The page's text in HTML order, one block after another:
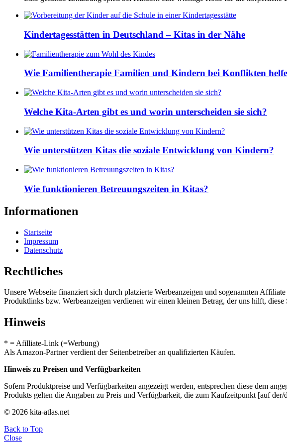
Kindertagesstätten in Deutschland – Kitas in der Nähe
Wie Familientherapie Familien und Kindern bei Konflikten
Welche Kita-Arten gibt es und worin unterscheiden sie sich?
Wie unterstützen Kitas die soziale Entwicklung von Kindern?
Wie funktionieren Betreuungszeiten in Kitas?
Informationen
Startseite
Impressum
Datenschutz
Rechtliches
Unsere Webseite finanziert sich durch platzierte Werbeanzeigen und sogenannten
Produktlinks bzw. Werbeanzeigen verdienen wir einen kleinen Betrag, der uns hilft, diese
Hinweis
* = Afilliate-Link (=Werbung)
Als Amazon-Partner verdient der Seitenbetreiber an qualifizierten Käufen.
Hinweis zu Preisen und Verfügbarkeiten
Sofern Produktpreise und Verfügbarkeiten angezeigt werden, entsprechen diese dem
Produkts gelten die Angaben zu Preis und Verfügbarkeit, die zum Kaufzeitpunkt [auf
© 2026 kita-atlas.net
Back to Top
Close